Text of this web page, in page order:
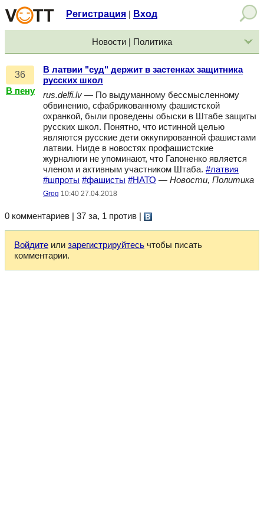
Регистрация Вход
Новости | Политика
36
В пену
В латвии "суд" держит в застенках защитника
русских школ
rus.delfi.lv — По выдуманному бессмысленному
обвинению, сфабрикованному фашистской
охранкой, были проведены обыски в Штабе защиты
русских школ. Понятно, что истинной целью
являются русские дети оккупированной фашистами
латвии. Нигде в новостях профашистские
журналюги не упоминают, что Гапоненко является
членом и активным участником Штаба. #латвия
#шпроты #фашисты #НАТО — Новости, Политика
Grog 10:40 27.04.2018
0 комментариев | 37 за, 1 против
Войдите или зарегистрируйтесь чтобы писать
комментарии.